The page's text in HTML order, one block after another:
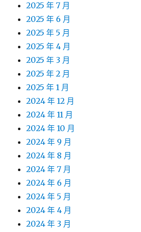
2025 年 7 月
2025 年 6 月
2025 年 5 月
2025 年 4 月
2025 年 3 月
2025 年 2 月
2025 年 1 月
2024 年 12 月
2024 年 11 月
2024 年 10 月
2024 年 9 月
2024 年 8 月
2024 年 7 月
2024 年 6 月
2024 年 5 月
2024 年 4 月
2024 年 3 月